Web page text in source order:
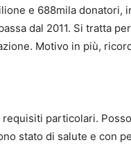
e 688mila donatori,
dal 2011. Si tratta
Motivo in più,
particolari.
stato di salute e con